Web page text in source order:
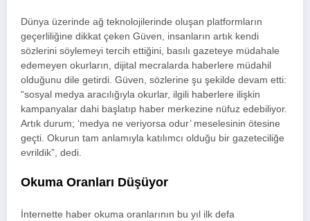
Dünya üzerinde ağ teknolojilerinde oluşan platformların
geçerliliğine dikkat çeken Güven, insanların artık kendi
sözlerini söylemeyi tercih ettiğini, basılı gazeteye müdahale
edemeyen okurların, dijital mecralarda haberlere müdahil
olduğunu dile getirdi. Güven, sözlerine şu şekilde devam etti:
“sosyal medya aracılığıyla okurlar, ilgili haberlere ilişkin
kampanyalar dahi başlatıp haber merkezine nüfuz edebiliyor.
Artık durum; ‘medya ne veriyorsa odur’ meselesinin ötesine
geçti. Okurun tam anlamıyla katılımcı olduğu bir gazeteciliğe
evrildik”, dedi.
Okuma Oranları Düşüyor
İnternette haber okuma oranlarının bu yıl ilk defa